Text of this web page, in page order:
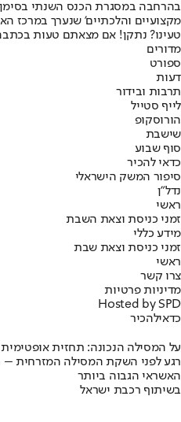
בהרחבה במסגרת הכנס השנתי בסימן
מקצועיים והלכתיים' שנערך במרכז
טעינו? נתקן! אם מצאתם טעות
מדורים
ספורט
דעות
תרבות ובידור
לייף סטייל
הורוסקופ
שישבת
סוף שבוע
כדאי להכיר
סיפור המשק הישראלי
נדל"ן
ראשי
זמני כניסת וצאת השבת
מידע כללי
זמני כניסת וצאת שבת
ראשי
צרו קשר
מדיניות פרטיות
Hosted by SPD
כדאילהכיר
על המסילה הנכונה: תחזית אופטימית
רגע לפני השקת המסילה המזרחית –
האשראי הגבוה ביותר
בשיתוף רכבת ישראל